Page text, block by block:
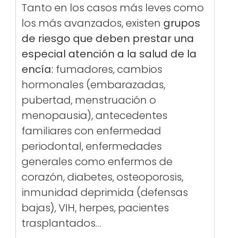
Tanto en los casos más leves como
los más avanzados, existen grupos
de riesgo que deben prestar una
especial atención a la salud de la
encía: fumadores, cambios
hormonales (embarazadas,
pubertad, menstruación o
menopausia), antecedentes
familiares con enfermedad
periodontal, enfermedades
generales como enfermos de
corazón, diabetes, osteoporosis,
inmunidad deprimida (defensas
bajas), VIH, herpes, pacientes
trasplantados…